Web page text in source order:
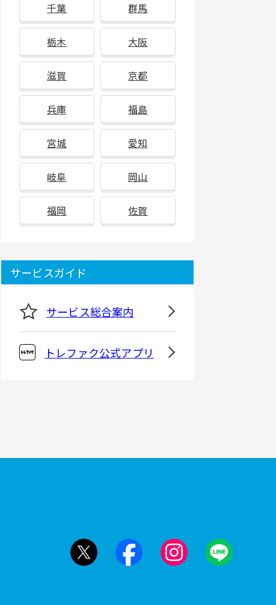
千葉 群馬
栃木 大阪
滋賀 京都
兵庫 福島
宮城 愛知
岐阜 岡山
福岡 佐賀
サービスガイド
サービス総合案内
トレファク公式アプリ